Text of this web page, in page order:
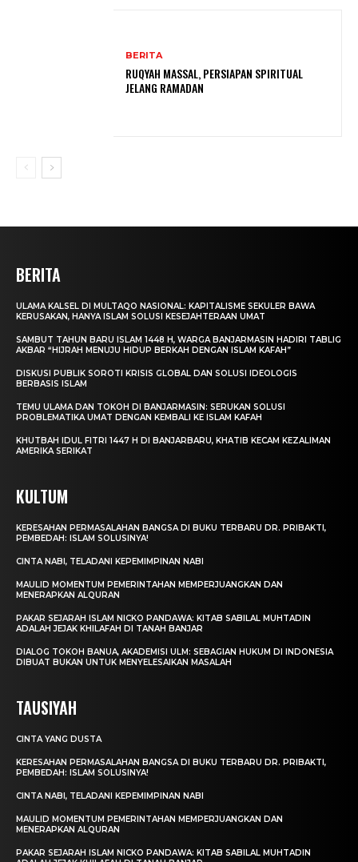
BERITA
RUQYAH MASSAL, PERSIAPAN SPIRITUAL
JELANG RAMADAN
BERITA
ULAMA KALSEL DI MULTAQO NASIONAL: KAPITALISME SEKULER BAWA
KERUSAKAN, HANYA ISLAM SOLUSI KESEJAHTERAAN UMAT
SAMBUT TAHUN BARU ISLAM 1448 H, WARGA BANJARMASIN HADIRI TABLIG
AKBAR “HIJRAH MENUJU HIDUP BERKAH DENGAN ISLAM KAFAH”
DISKUSI PUBLIK SOROTI KRISIS GLOBAL DAN SOLUSI IDEOLOGIS
BERBASIS ISLAM
TEMU ULAMA DAN TOKOH DI BANJARMASIN: SERUKAN SOLUSI
PROBLEMATIKA UMAT DENGAN KEMBALI KE ISLAM KAFAH
KHUTBAH IDUL FITRI 1447 H DI BANJARBARU, KHATIB KECAM KEZALIMAN
AMERIKA SERIKAT
KULTUM
KERESAHAN PERMASALAHAN BANGSA DI BUKU TERBARU DR. PRIBAKTI,
PEMBEDAH: ISLAM SOLUSINYA!
CINTA NABI, TELADANI KEPEMIMPINAN NABI
MAULID MOMENTUM PEMERINTAHAN MEMPERJUANGKAN DAN
MENERAPKAN ALQURAN
PAKAR SEJARAH ISLAM NICKO PANDAWA: KITAB SABILAL MUHTADIN
ADALAH JEJAK KHILAFAH DI TANAH BANJAR
DIALOG TOKOH BANUA, AKADEMISI ULM: SEBAGIAN HUKUM DI INDONESIA
DIBUAT BUKAN UNTUK MENYELESAIKAN MASALAH
TAUSIYAH
CINTA YANG DUSTA
KERESAHAN PERMASALAHAN BANGSA DI BUKU TERBARU DR. PRIBAKTI,
PEMBEDAH: ISLAM SOLUSINYA!
CINTA NABI, TELADANI KEPEMIMPINAN NABI
MAULID MOMENTUM PEMERINTAHAN MEMPERJUANGKAN DAN
MENERAPKAN ALQURAN
PAKAR SEJARAH ISLAM NICKO PANDAWA: KITAB SABILAL MUHTADIN